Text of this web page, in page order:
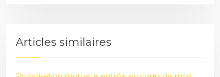
Articles similaires